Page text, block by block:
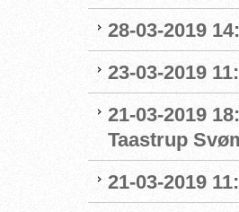
28-03-2019
23-03-2019
21-03-2019
Taastrup
21-03-2019